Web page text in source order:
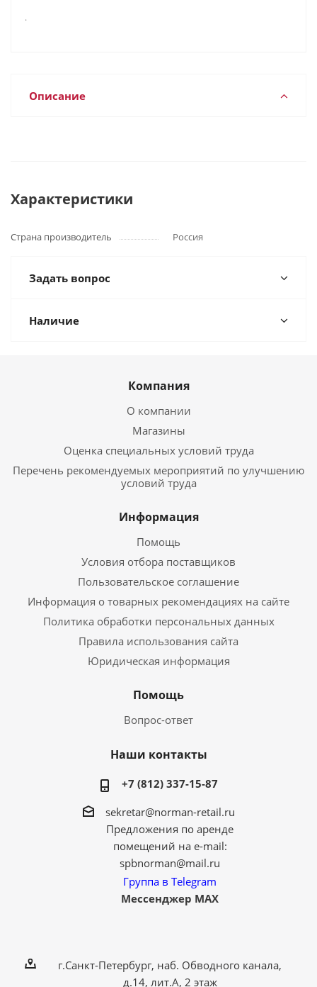
.
Описание
Характеристики
Страна производитель Россия
Задать вопрос
Наличие
Компания
О компании
Магазины
Оценка специальных условий труда
Перечень рекомендуемых мероприятий по улучшению
условий труда
Информация
Помощь
Условия отбора поставщиков
Пользовательское соглашение
Информация о товарных рекомендациях на сайте
Политика обработки персональных данных
Правила использования сайта
Юридическая информация
Помощь
Вопрос-ответ
Наши контакты
+7 (812) 337-15-87
sekretar@norman-retail.ru
Предложения по аренде
помещений на e-mail:
spbnorman@mail.ru
Группа в Telegram
Мессенджер MAX
г.Санкт-Петербург, наб. Обводного канала,
д.14, лит.А, 2 этаж